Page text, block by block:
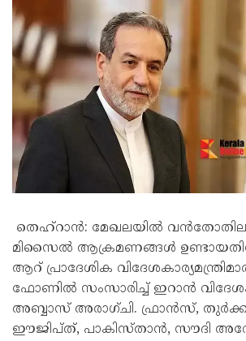
തെഹ്‌റാൻ: മേഖലയിൽ
മിസൈൽ ആക്രമണങ്ങൾ ഉണ്ടായതിന്
ആറ് പ്രാദേശിക
ഫോണിൽ സംസാരിച്ച് ഇറാൻ
അബ്ബാസ് അരാഗ്ചി. ഫ്രാൻസ്,
ഈജിപ്ത്, പാകിസ്താൻ, സൗദി